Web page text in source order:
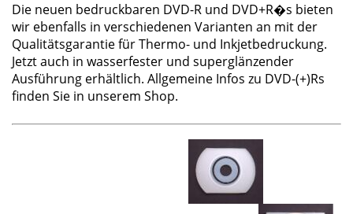
Die neuen bedruckbaren DVD-R und DVD+R�s bieten
wir ebenfalls in verschiedenen Varianten an mit der
Qualitätsgarantie für Thermo- und Inkjetbedruckung.
Jetzt auch in wasserfester und superglänzender
Ausführung erhältlich. Allgemeine Infos zu DVD-(+)Rs
finden Sie in unserem Shop.